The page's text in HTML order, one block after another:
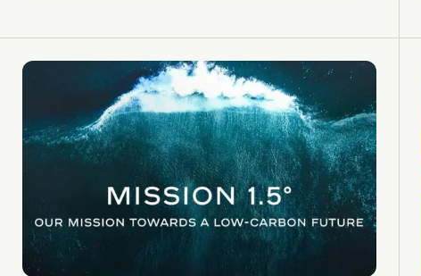
Northern Cape sud-africain, Tswalu est la plus grande
réserve privée d'Afrique du Sud — plus de 130.000
hectares de Kalahari vert, semi-aride et spectaculaire,
auxquels seulement une poignée d'hôtes ont accès à la